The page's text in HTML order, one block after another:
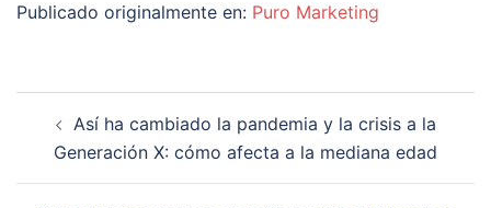
Publicado originalmente en: Puro Marketing
entradas
Así ha cambiado la pandemia y la crisis a la
Generación X: cómo afecta a la mediana edad